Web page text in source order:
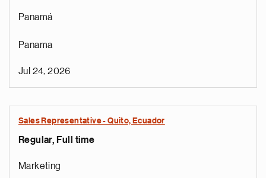
Panamá
Panama
Jul 24, 2026
Sales Representative - Quito, Ecuador
Regular, Full time
Marketing